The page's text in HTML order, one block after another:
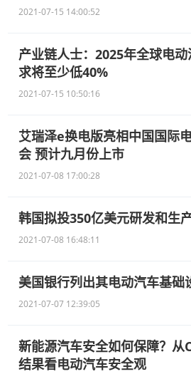
2021-07-15 14:00:52
产业链人士：2025年全球电
求将至少低40%
2021-07-15 10:50:16
艾瑞泽e换电版亮相中国国际
会 预计九月份上市
2021-07-08 17:00:28
韩国拟投350亿美元研发和生
2021-07-08 16:48:11
美国银行列出其电动汽车基础
2021-07-07 12:39:05
新能源汽车安全如何保障？从
结果看电动汽车安全观